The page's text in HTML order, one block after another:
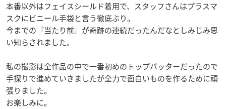
本番以外はフェイスシールド着用で、スタッフさんはプラスマ
スクにビニール手袋と言う徹底ぶり。
今までの『当たり前』が奇跡の連続だったんだなとしみじみ思
い知らされました。
私の撮影は全作品の中で一番初めのトップバッターだったので
手探りで進めていきましたが全力で面白いものを作るために頑
張りました。
お楽しみに。